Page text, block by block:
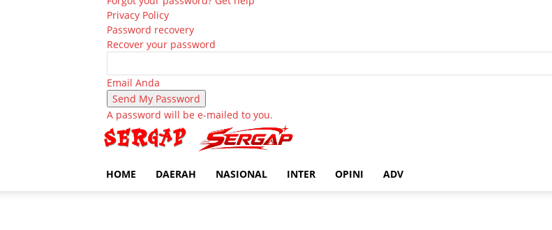
Privacy Policy
Password recovery
Recover your password
Email Anda
A password will be e-mailed to you.
HOME DAERAH NASIONAL INTER OPINI ADV